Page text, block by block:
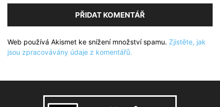
Web používá Akismet ke snížení množství spamu. Zjistěte, jak
jsou zpracovávány údaje z komentářů.